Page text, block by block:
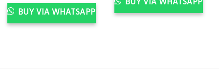
was:
Rp2.400.000.
is:
Rp2.200.000.
BUY VIA WHATSAPP